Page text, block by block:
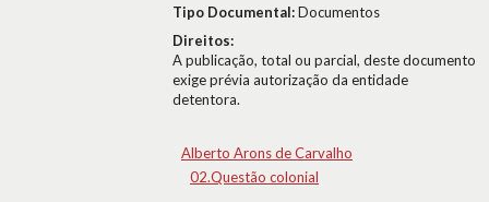
Tipo Documental:Documentos
Direitos:
A publicação, total ou parcial, deste documento
exige prévia autorização da entidade
detentora.
Alberto Arons de Carvalho
02.Questão colonial